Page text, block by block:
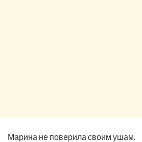
Марина не поверила своим ушам.